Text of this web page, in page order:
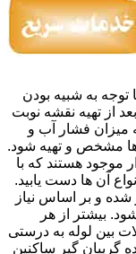
توجه به شبیه بودن
از تهیه نقشه نوبت
میزان فشار آب و
ها مشخص و تهیه شود.
موجود هستند که با
آن ها دست یابید.
و بر اساس نیاز
بیشتر از هر
بین لوله به درستی
گریبان گیر ساکنین